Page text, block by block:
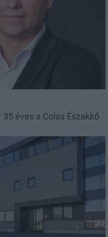
éves a Colas Északkő